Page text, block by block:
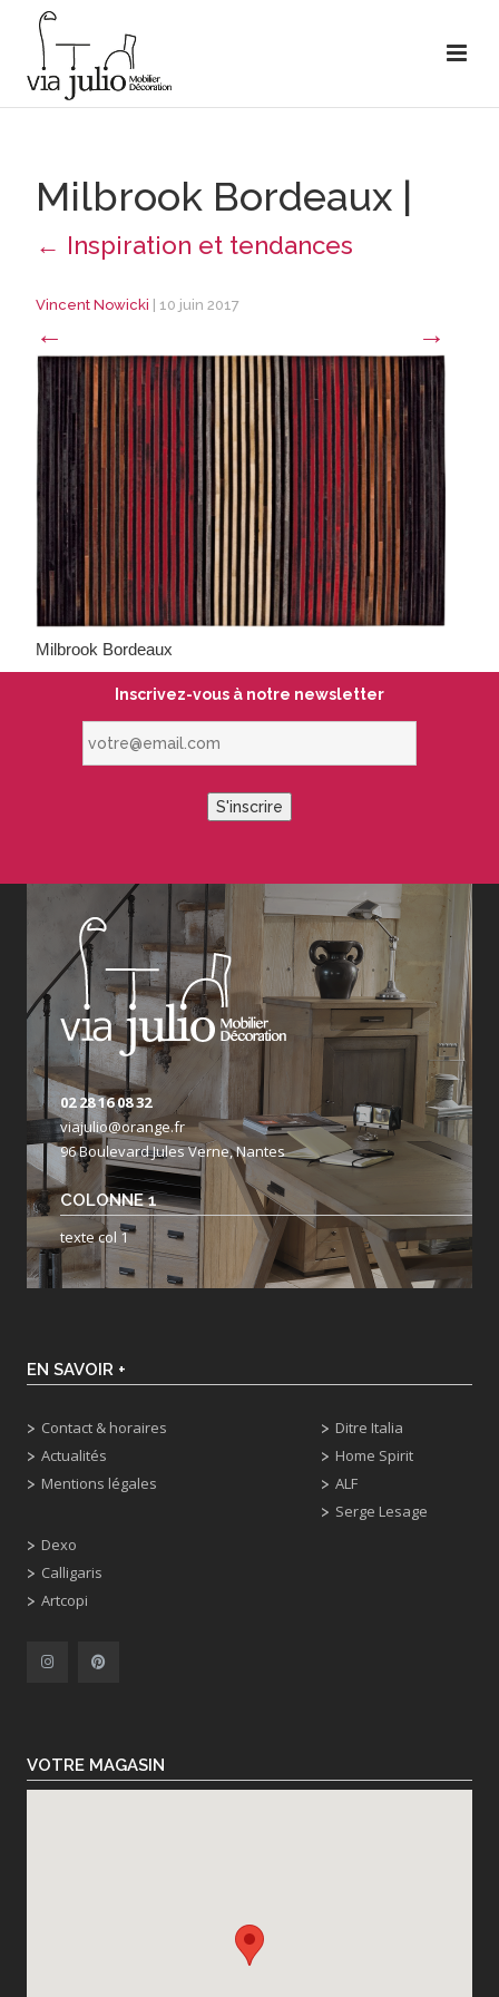
Milbrook Bordeaux |
← Inspiration et tendances
Vincent Nowicki 10 juin 2017
← →
Milbrook Bordeaux
Inscrivez-vous à notre newsletter
S'inscrire
02 28 16 08 32
viajulio@orange.fr
96 Boulevard Jules Verne, Nantes
COLONNE 1
texte col 1
EN SAVOIR +
Contact & horaires
Actualités
Mentions légales
Dexo
Calligaris
Artcopi
Ditre Italia
Home Spirit
ALF
Serge Lesage
VOTRE MAGASIN